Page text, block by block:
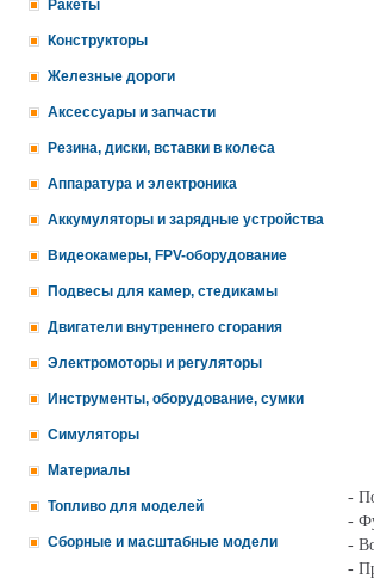
Ракеты
Конструкторы
Железные дороги
Аксессуары и запчасти
Резина, диски, вставки в колеса
Аппаратура и электроника
Аккумуляторы и зарядные устройства
Видеокамеры, FPV-оборудование
Подвесы для камер, стедикамы
Двигатели внутреннего сгорания
Электромоторы и регуляторы
Инструменты, оборудование, сумки
Симуляторы
Материалы
Топливо для моделей
Сборные и масштабные модели
-
-
-
-